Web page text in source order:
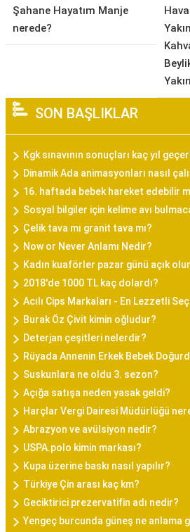
Şahane Hayatım Manje
nerede?
SON BAŞLIKLAR
Kgk sınavının sonuçları kaç yıl
Dinamik Ada animasyonları nasıl
16. haftada bebek hareket edebilir
Sosyal bilgiler için kelime avı
Çelik tava mı granit tava mı?
Now or Never Anlamı Nedir?
Kadın kuaförler pazar günü açık
2018'de 1000 TL kaç dolardı?
Acılı Cips Markaları - En Lezzetli
Burak Öz Çivit kimin oğludur?
Deterjan çeşitleri nelerdir?
Rüyada Annenin Erkek Bebek
Suskunlara ne oldu 3. sezon?
Açığa satışa neden yasak geldi?
Harçlar Vergi Dairesi Müdürlüğü
Abrazyon ve avülsiyon nedir?
USPA.polo kimin markası?
Kupa üzerine baskı nasıl yapılır?
Türkiye Çin arası kaç km?
Geciktirici prezervatifin adı nedir?
Yengeç burcunda güneş ne anlama